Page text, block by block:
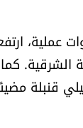
الشرقية.
مضيئة